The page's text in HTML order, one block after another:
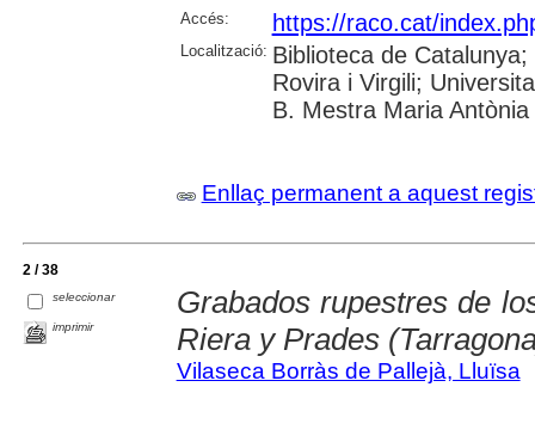
Accés: https://raco.cat/
Localització: Biblioteca de
Rovira i Virgili;
B. Mestra Maria
Enllaç permanent a aquest
2 / 38
seleccionar
imprimir
Grabados rupestres de
Riera y Prades
Vilaseca Borràs de Pallejà, Lluïsa